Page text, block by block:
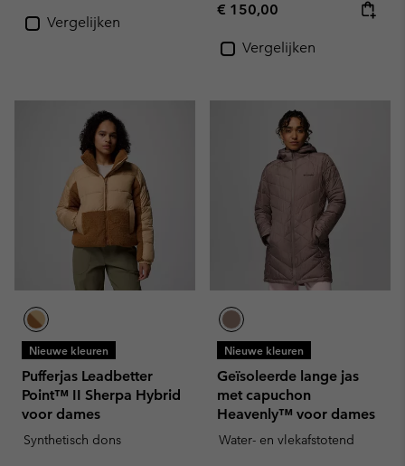
Vergelijken
Regular price:
€ 150,00
Vergelijken
Nieuwe kleuren
Pufferjas Leadbetter
Point™ II Sherpa Hybrid
voor dames
Synthetisch dons
Nieuwe kleuren
Geïsoleerde lange jas
met capuchon
Heavenly™ voor dames
Water- en vlekafstotend